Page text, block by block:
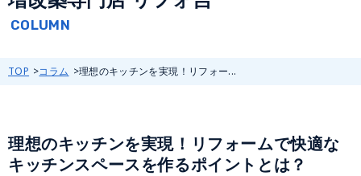
TOP コラム 理想のキッチンを実現！リフォー...
理想のキッチンを実現！リフォームで快適な
キッチンスペースを作るポイントとは？